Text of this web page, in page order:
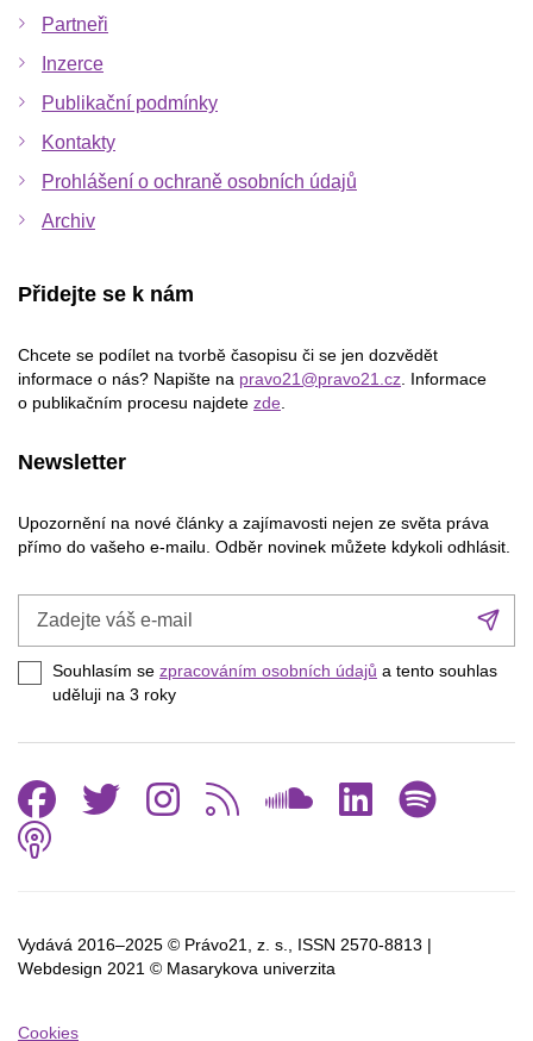
Partneři
Inzerce
Publikační podmínky
Kontakty
Prohlášení o ochraně osobních údajů
Archiv
Přidejte se k nám
Chcete se podílet na tvorbě časopisu či se jen dozvědět
informace o nás? Napište na pravo21@pravo21.cz . Informace
o publikačním procesu najdete zde
Newsletter
Upozornění na nové články a zajímavosti nejen ze světa práva
přímo do vašeho e-mailu. Odběr novinek můžete kdykoli odhlásit.
e-
mail
Souhlasím se zpracováním osobních údajů a tento souhlas
uděluji na 3 roky
Vydává 2016–2025 © Právo21, z. s., ISSN 2570-8813 |
Webdesign 2021 © Masarykova univerzita
Cookies
Facebook
Twitter
Instagram
RSS
Podcast